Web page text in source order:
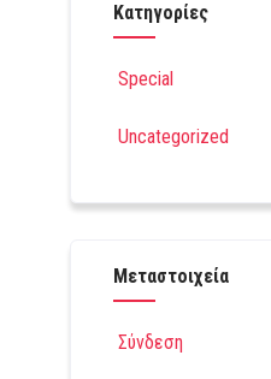
Kατηγορίες
Special
Uncategorized
Μεταστοιχεία
Σύνδεση